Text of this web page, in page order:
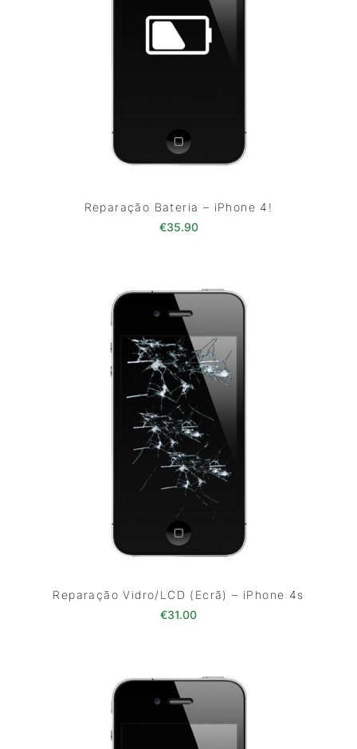
Reparação Bateria – iPhone 4!
€35.90
Reparação Vidro/LCD (Ecrã) – iPhone 4s
€31.00